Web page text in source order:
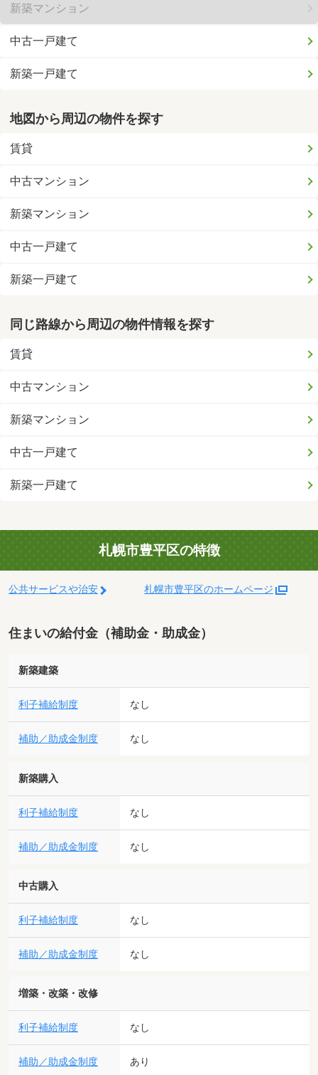
新築マンション
中古一戸建て
新築一戸建て
地図から周辺の物件を探す
賃貸
中古マンション
新築マンション
中古一戸建て
新築一戸建て
同じ路線から周辺の物件情報を探す
賃貸
中古マンション
新築マンション
中古一戸建て
新築一戸建て
札幌市豊平区の特徴
公共サービスや治安 札幌市豊平区のホームページ
住まいの給付金（補助金・助成金）
新築建築
利子補給制度 なし
補助／助成金制度 なし
新築購入
利子補給制度 なし
補助／助成金制度 なし
中古購入
利子補給制度 なし
補助／助成金制度 なし
増築・改築・改修
利子補給制度 なし
補助／助成金制度 あり